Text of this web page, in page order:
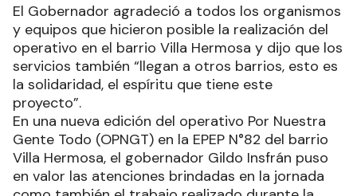
El Gobernador agradeció a todos los organismos
y equipos que hicieron posible la realización del
operativo en el barrio Villa Hermosa y dijo que los
servicios también “llegan a otros barrios, esto es
la solidaridad, el espíritu que tiene este
proyecto”.
En una nueva edición del operativo Por Nuestra
Gente Todo (OPNGT) en la EPEP N°82 del barrio
Villa Hermosa, el gobernador Gildo Insfrán puso
en valor las atenciones brindadas en la jornada